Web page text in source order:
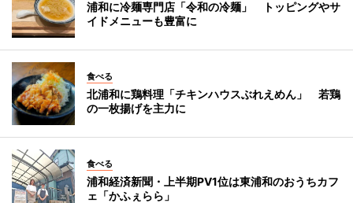
浦和に冷麺専門店「令和の冷麺」 トッピングやサ
イドメニューも豊富に
食べる
北浦和に鶏料理「チキンハウスぶれえめん」 若鶏
の一枚揚げを主力に
食べる
浦和経済新聞・上半期PV1位は東浦和のおうちカフ
ェ「かふぇらら」